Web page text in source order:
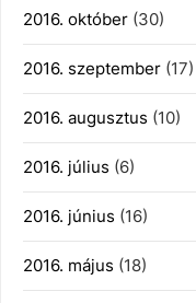
2016. október (30)
2016. szeptember (17)
2016. augusztus (10)
2016. július (6)
2016. június (16)
2016. május (18)